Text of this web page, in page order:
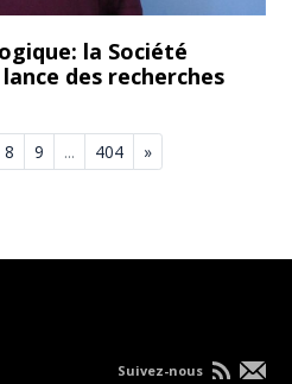
la Société
des recherches
8 9 ... 404 »
Suivez-nous